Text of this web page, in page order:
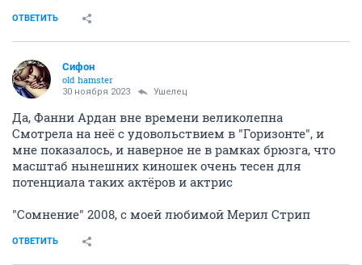
ОТВЕТИТЬ
Сифон
old hamster
30 ноября 2023 Ушелец
Да, Фанни Ардан вне времени великолепна
Смотрела на неё с удовольствием в "Горизонте", и
мне показалось, и наверное не в рамках брюзга, что
масштаб нынешних киношек очень тесен для
потенциала таких актёров и актрис
"Сомнение" 2008, с моей любимой Мерил Стрип
ОТВЕТИТЬ